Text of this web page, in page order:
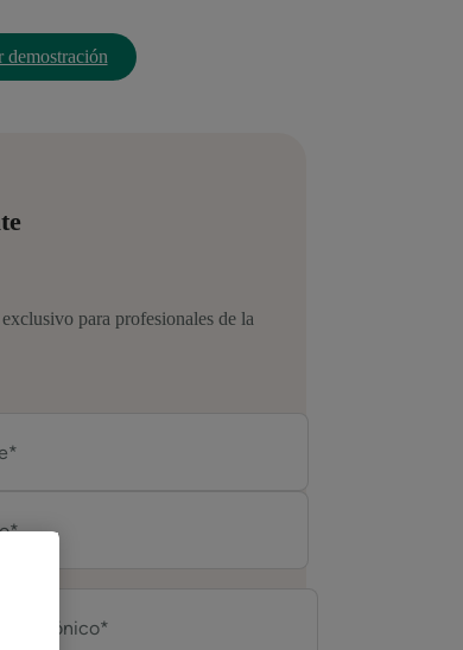
demostración
para profesionales de la